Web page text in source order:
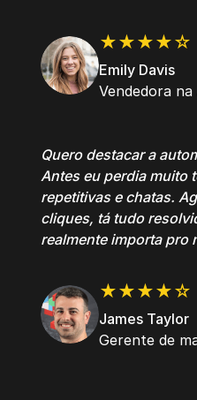
★★★★☆
Emily Davis
Vendedora
Quero destacar a
Antes eu perdia muito
repetitivas e chatas.
cliques, tá tudo
realmente importa pro
★★★★☆
James Taylor
Gerente de